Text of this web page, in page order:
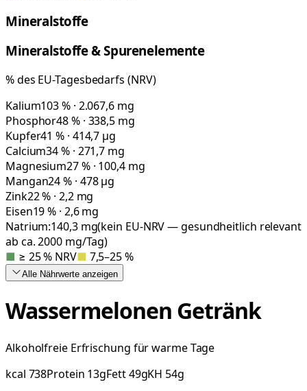
Mineralstoffe
Mineralstoffe & Spurenelemente
% des EU-Tagesbedarfs (NRV)
Kalium103 % · 2.067,6 mg
Phosphor48 % · 338,5 mg
Kupfer41 % · 414,7 µg
Calcium34 % · 271,7 mg
Magnesium27 % · 100,4 mg
Mangan24 % · 478 µg
Zink22 % · 2,2 mg
Eisen19 % · 2,6 mg
Natrium:140,3mg(kein EU-NRV — gesundheitlich relevant
ab ca. 2000 mg/Tag)
■ ≥ 25 % NRV■ 7,5–25 %
Alle Nährwerte anzeigen
Wassermelonen Getränk
Alkoholfreie Erfrischung für warme Tage
kcal 738Protein 13gFett49gKH 54g